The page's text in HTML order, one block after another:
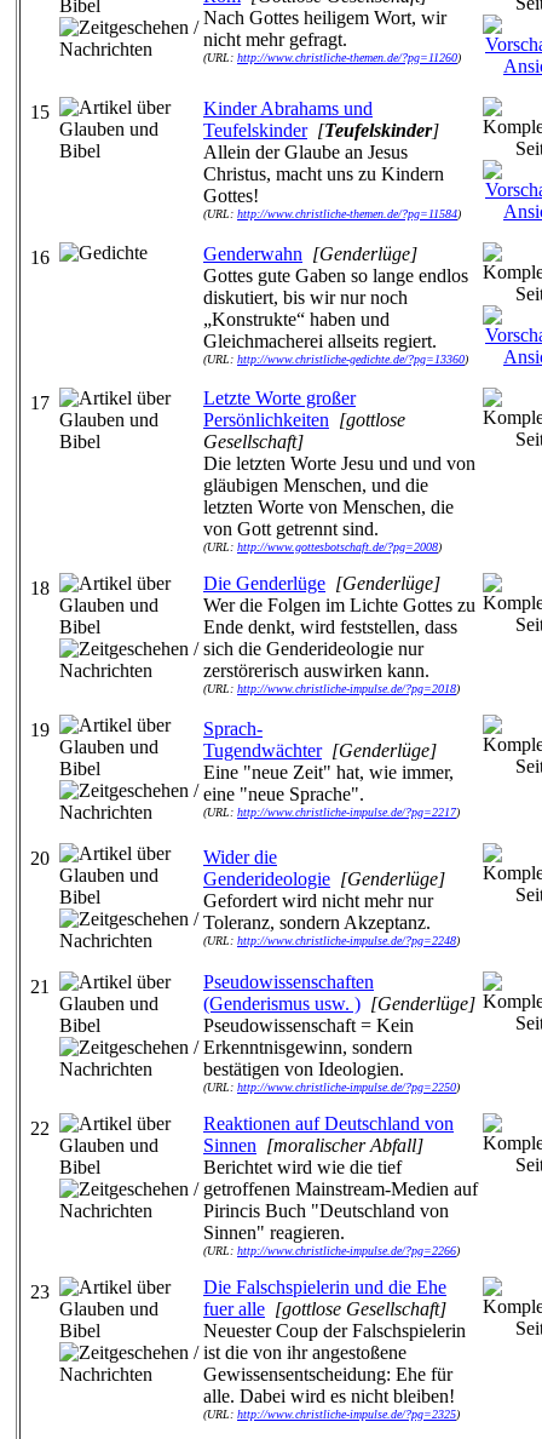
Nach Gottes heiligem Wort, wir
nicht mehr gefragt.
(URL: http://www.christliche-themen.de/?pg=11260)
15
Kinder Abrahams und
Teufelskinder [Teufelskinder]
Allein der Glaube an Jesus
Christus, macht uns zu Kindern
Gottes!
(URL: http://www.christliche-themen.de/?pg=11584)
16 Genderwahn [Genderlüge]
Gottes gute Gaben so lange endlos
diskutiert, bis wir nur noch
„Konstrukte“ haben und
Gleichmacherei allseits regiert.
(URL: http://www.christliche-gedichte.de/?pg=13360)
17
Letzte Worte großer
Persönlichkeiten [gottlose
Gesellschaft]
Die letzten Worte Jesu und und von
gläubigen Menschen, und die
letzten Worte von Menschen, die
von Gott getrennt sind.
(URL: http://www.gottesbotschaft.de/?pg=2008)
18 Die Genderlüge [Genderlüge]
Wer die Folgen im Lichte Gottes zu
Ende denkt, wird feststellen, dass
sich die Genderideologie nur
zerstörerisch auswirken kann.
(URL: http://www.christliche-impulse.de/?pg=2018)
19
Sprach-
Tugendwächter [Genderlüge]
Eine "neue Zeit" hat, wie immer,
eine "neue Sprache".
(URL: http://www.christliche-impulse.de/?pg=2217)
20
Wider die
Genderideologie [Genderlüge]
Gefordert wird nicht mehr nur
Toleranz, sondern Akzeptanz.
(URL: http://www.christliche-impulse.de/?pg=2248)
21
Pseudowissenschaften
(Genderismus usw. ) [Genderlüge]
Pseudowissenschaft = Kein
Erkenntnisgewinn, sondern
bestätigen von Ideologien.
(URL: http://www.christliche-impulse.de/?pg=2250)
22
Reaktionen auf Deutschland von
Sinnen [moralischer Abfall]
Berichtet wird wie die tief
getroffenen Mainstream-Medien auf
Pirincis Buch "Deutschland von
Sinnen" reagieren.
(URL: http://www.christliche-impulse.de/?pg=2266)
23
Die Falschspielerin und die Ehe
fuer alle [gottlose Gesellschaft]
Neuester Coup der Falschspielerin
ist die von ihr angestoßene
Gewissensentscheidung: Ehe für
alle. Dabei wird es nicht bleiben!
(URL: http://www.christliche-impulse.de/?pg=2325)